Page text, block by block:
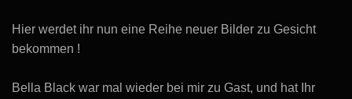
Hier werdet ihr nun eine Reihe neuer Bilder zu Gesicht
bekommen !
Bella Black war mal wieder bei mir zu Gast, und hat Ihr